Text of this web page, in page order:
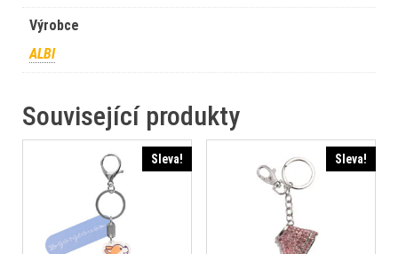
Výrobce
ALBI
Související produkty
Sleva! Sleva!